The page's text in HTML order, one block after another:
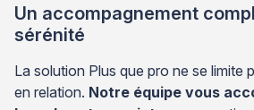
Un accompagnement
sérénité
La solution Plus que pro ne se limite
en relation. Notre équipe vous